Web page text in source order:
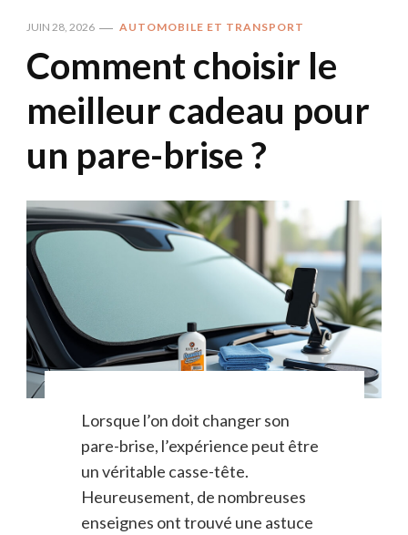
JUIN 28, 2026 AUTOMOBILE ET TRANSPORT
Comment choisir le
meilleur cadeau pour
un pare-brise ?
Lorsque l’on doit changer son
pare-brise, l’expérience peut être
un véritable casse-tête.
Heureusement, de nombreuses
enseignes ont trouvé une astuce